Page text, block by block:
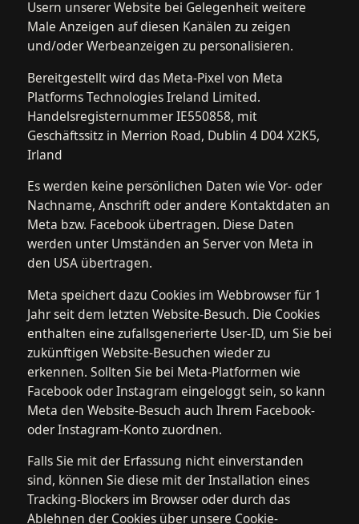
Usern unserer Website bei Gelegenheit weitere
Male Anzeigen auf diesen Kanälen zu zeigen
und/oder Werbeanzeigen zu personalisieren.
Bereitgestellt wird das Meta-Pixel von Meta
Platforms Technologies Ireland Limited.
Handelsregisternummer IE550858, mit
Geschäftssitz in Merrion Road, Dublin 4 D04 X2K5,
Irland
Es werden keine persönlichen Daten wie Vor- oder
Nachname, Anschrift oder andere Kontaktdaten an
Meta bzw. Facebook übertragen. Diese Daten
werden unter Umständen an Server von Meta in
den USA übertragen.
Meta speichert dazu Cookies im Webbrowser für 1
Jahr seit dem letzten Website-Besuch. Die Cookies
enthalten eine zufallsgenerierte User-ID, um Sie bei
zukünftigen Website-Besuchen wieder zu
erkennen. Sollten Sie bei Meta-Platformen wie
Facebook oder Instagram eingeloggt sein, so kann
Meta den Website-Besuch auch Ihrem Facebook-
oder Instagram-Konto zuordnen.
Falls Sie mit der Erfassung nicht einverstanden
sind, können Sie diese mit der Installation eines
Tracking-Blockers im Browser oder durch das
Ablehnen der Cookies über unsere Cookie-